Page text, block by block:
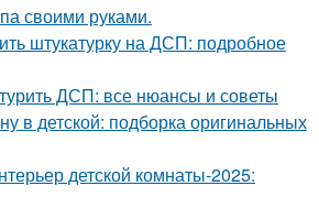
своими руками.
штукатурку на ДСП: подробное
ДСП: все нюансы и советы
в детской: подборка оригинальных
детской комнаты-2025: